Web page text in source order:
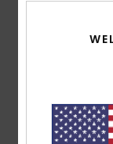
Composition
recyclé, 15%
Livraison &